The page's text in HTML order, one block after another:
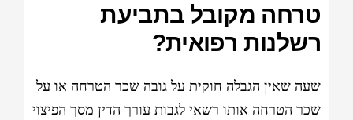
טרחה מקובל בתביעת
רשלנות רפואית?
שעה שאין הגבלה חוקית על גובה שכר הטרחה או על
שכר הטרחה אותו רשאי לגבות עורך הדין מסך הפיצוי